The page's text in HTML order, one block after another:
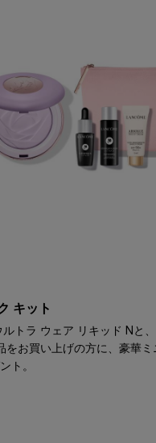
キット
ルトラ ウェア リキッド Nと
をお買い上げの方に、豪華ミ
ト。